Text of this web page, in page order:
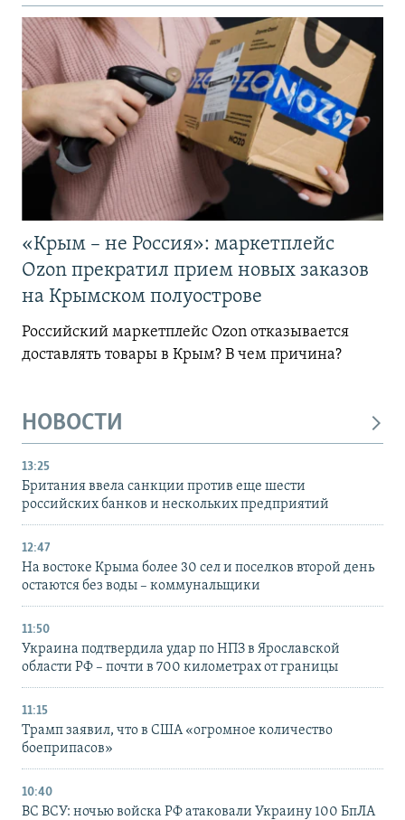
«Крым – не Россия»: маркетплейс
Ozon прекратил прием новых заказов
на Крымском полуострове
Российский маркетплейс Ozon отказывается
доставлять товары в Крым? В чем причина?
НОВОСТИ
13:25
Британия ввела санкции против еще шести
российских банков и нескольких предприятий
12:47
На востоке Крыма более 30 сел и поселков второй день
остаются без воды – коммунальщики
11:50
Украина подтвердила удар по НПЗ в Ярославской
области РФ – почти в 700 километрах от границы
11:15
Трамп заявил, что в США «огромное количество
боеприпасов»
10:40
ВС ВСУ: ночью войска РФ атаковали Украину 100 БпЛА